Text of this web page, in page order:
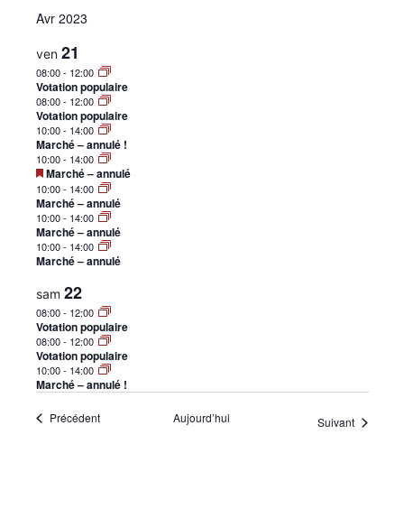
Canton
Genève
Avr 2023
ven 21
08:00- 12:00
Votation populaire
08:00- 12:00
Votation populaire
10:00- 14:00
Marché – annulé !
10:00- 14:00
Mis
en
avant
Marché – annulé
10:00- 14:00
Marché – annulé
10:00- 14:00
Marché – annulé
10:00- 14:00
Marché – annulé
sam 22
08:00- 12:00
Votation populaire
08:00- 12:00
Votation populaire
10:00- 14:00
Marché – annulé !
PrécédentÉvènements Aujourd’hui Suivant